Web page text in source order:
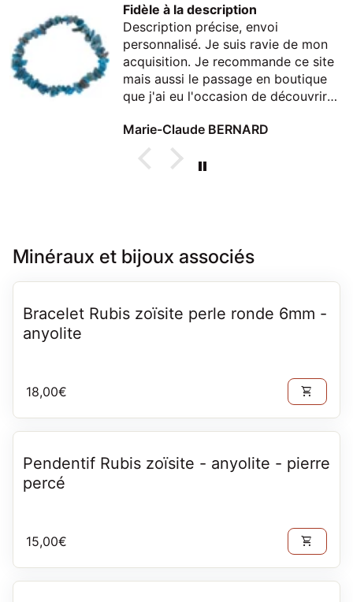
Fidèle à la description
Description précise, envoi
personnalisé. Je suis ravie de mon
acquisition. Je recommande ce site
mais aussi le passage en boutique
que j'ai eu l'occasion de découvrir
Marie-Claude BERNARD
Minéraux et bijoux associés
Bracelet Rubis zoïsite perle ronde 6mm -
anyolite
Prix normal
18,00€ shopping_cart
Pendentif Rubis zoïsite - anyolite - pierre
percé
Prix normal
15,00€ shopping_cart